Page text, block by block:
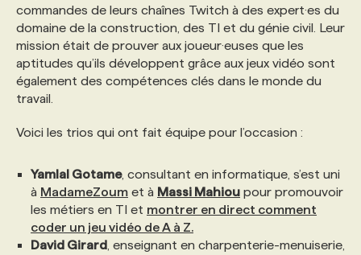
commandes de leurs chaînes Twitch à des expert·es du
domaine de la construction, des TI et du génie civil. Leur
mission était de prouver aux joueur·euses que les
aptitudes qu’ils développent grâce aux jeux vidéo sont
également des compétences clés dans le monde du
travail.
Voici les trios qui ont fait équipe pour l’occasion :
Yamlal Gotame, consultant en informatique, s’est uni
à MadameZoum et à Massi Mahiou pour promouvoir
les métiers en TI et montrer en direct comment
coder un jeu vidéo de A à Z.
David Girard , enseignant en charpenterie-menuiserie,